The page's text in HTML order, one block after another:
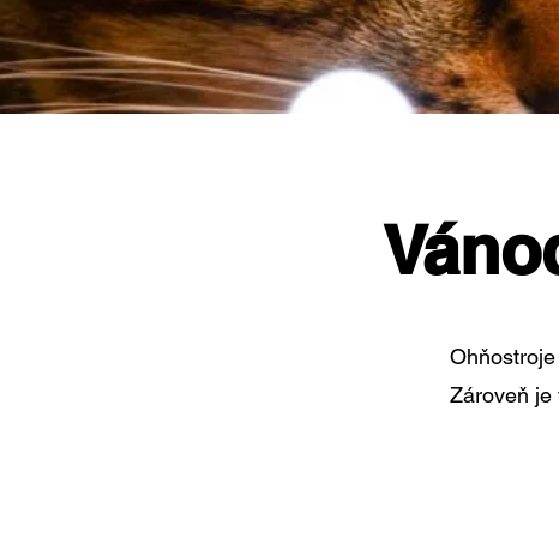
Zároveň je